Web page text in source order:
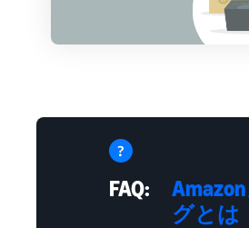
FAQ:
グとは